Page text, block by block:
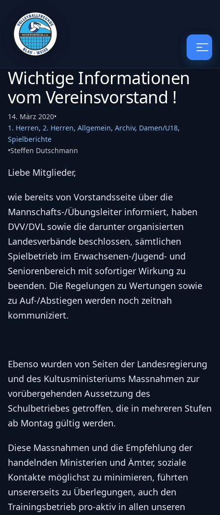
Wichtige Informationen
vom Vereinsvorstand !
14. März 2020•
1. Herren, 2. Herren, Allgemein, Archiv, Damen/U18,
Spielberichte
•Steffen Dutschmann
Liebe Mitglieder,
wie bereits von Vorstandsseite über die
Mannschafts-/Übungsleiter informiert, haben
DVV/DVL sowie die darunter organisierten
Landesverbände beschlossen, sämtlichen
Spielbetrieb im Erwachsenen-/Jugend- und
Seniorenbereich mit sofortiger Wirkung zu
beenden. Die Regelungen zu Wertungen sowie
zu Auf-/Abstiegen werden noch zeitnah
kommuniziert.
Ebenso wurden von Seiten der Landesregierung
und des Kultusministeriums Massnahmen zur
vorübergehenden Aussetzung des
Schulbetriebes getroffen, die in mehreren Stufen
ab Montag gültig werden.
Diese Massnahmen und die Empfehlung der
handelnden Ministerien und Ämter, soziale
Kontakte möglichst zu minimieren, führten
unsererseits zu Überlegungen, auch den
Trainingsbetrieb pro-aktiv in allen unseren